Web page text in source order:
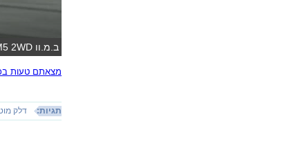
ב.מ.וו M5 2WD
מצאתם טעות
תגיות: דלק